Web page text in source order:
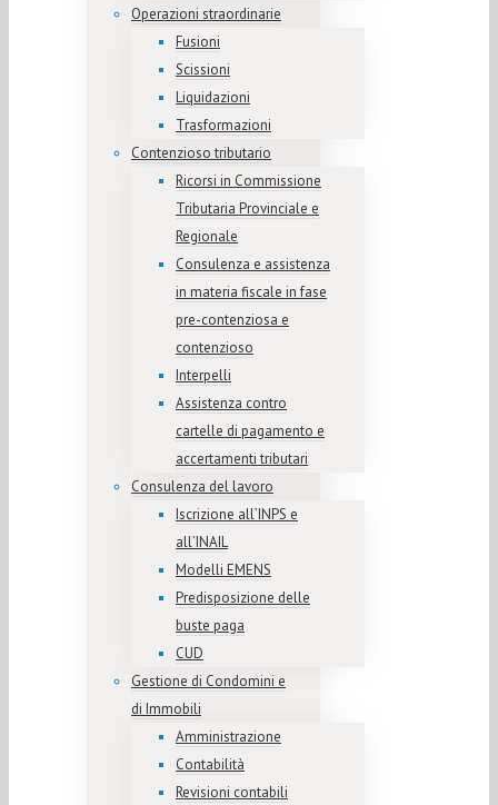
Operazioni straordinarie
Fusioni
Scissioni
Liquidazioni
Trasformazioni
Contenzioso tributario
Ricorsi in Commissione
Tributaria Provinciale e
Regionale
Consulenza e assistenza
in materia fiscale in fase
pre-contenziosa e
contenzioso
Interpelli
Assistenza contro
cartelle di pagamento e
accertamenti tributari
Consulenza del lavoro
Iscrizione all’INPS e
all’INAIL
Modelli EMENS
Predisposizione delle
buste paga
CUD
Gestione di Condomini e
di Immobili
Amministrazione
Contabilità
Revisioni contabili